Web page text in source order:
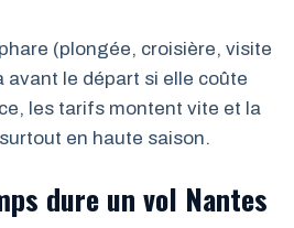
(plongée, croisière, visite
avant le départ si elle coûte
les tarifs montent vite et la
en haute saison.
dure un vol Nantes